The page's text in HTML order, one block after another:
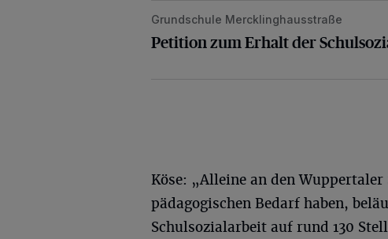
Petition zum Erhalt der Schulsozialarbeit
Grundschule Mercklinghausstraße
Petition zum Erhalt der
Köse: „Alleine an den
pädagogischen Bedarf haben,
Schulsozialarbeit auf rund 130